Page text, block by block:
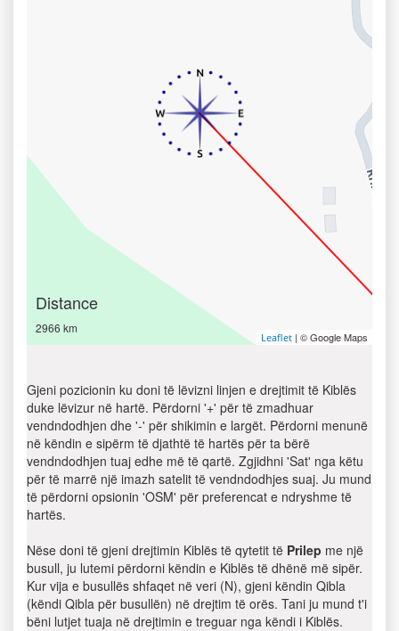
Distance
2966 km
Leaflet | © Google Maps
Gjeni pozicionin ku doni të lëvizni linjen e drejtimit të Kiblës
duke lëvizur në hartë. Përdorni '+' për të zmadhuar
vendndodhjen dhe '-' për shikimin e largët. Përdorni menunë
në këndin e sipërm të djathtë të hartës për ta bërë
vendndodhjen tuaj edhe më të qartë. Zgjidhni 'Sat' nga këtu
për të marrë një imazh satelit të vendndodhjes suaj. Ju mund
të përdorni opsionin 'OSM' për preferencat e ndryshme të
hartës.
Nëse doni të gjeni drejtimin Kiblës të qytetit të Prilep me një
busull, ju lutemi përdorni këndin e Kiblës të dhënë më sipër.
Kur vija e busullës shfaqet në veri (N), gjeni këndin Qibla
(këndi Qibla për busullën) në drejtim të orës. Tani ju mund t'i
bëni lutjet tuaja në drejtimin e treguar nga këndi i Kiblës.